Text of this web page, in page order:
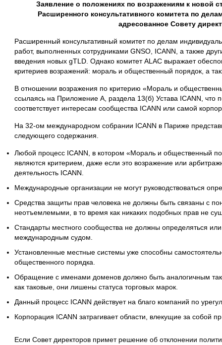
Заявление о положениях по возражениям к новой
Расширенного консультативного комитета по
адресованное Совету
Расширенный консультативный комитет по делам
работ, выполненных сотрудниками GNSO, ICANN, а также
введения новых gTLD. Однако комитет ALAC выражает
критериев возражений: мораль и общественный порядок, а
В отношении возражения по критерию «Мораль и
ссылаясь на Приложение A, раздела 13(б) Устава ICANN, что
соответствует интересам сообщества ICANN или самой
На 32-ом международном собрании ICANN в Париже
следующего содержания.
Любой процесс ICANN, в котором «Мораль и общественный
являются критерием, даже если это возражение или
деятельность ICANN.
Международные организации не могут руководствоваться
Средства защиты прав человека не должны быть связаны с
неотъемлемыми, в то время как никаких подобных прав не
Стандарты местного сообщества не должны определяться
международным судом.
Установленные местные системы уже способны
общественного порядка.
Обращение с именами доменов должно быть аналогичным
как таковые, они лишены статуса торговых марок.
Данный процесс ICANN действует на благо компаний по
Корпорация ICANN затрагивает области, влекущие за собой
Если Совет директоров примет решение об отклонении